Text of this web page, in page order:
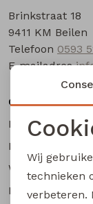
Jackjes
Blazers
Buitenjack
Piraat broeken
Rokken
Tops
Vesten
Brinkstraat 18
9411 KM Beilen
Telefoon 0593
E-mailadres
Openingstijden
Maandag
Dinsdag
Woensdag
Donderdag
Wij
technieken
verbeteren.